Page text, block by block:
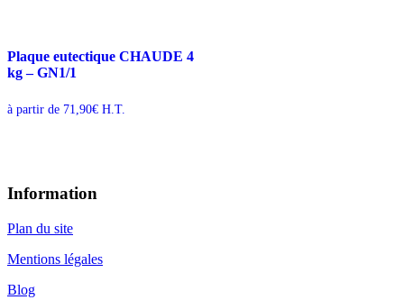
Plaque eutectique CHAUDE 4
kg – GN1/1
à partir de 71,90€ H.T.
Information
Plan du site
Mentions légales
Blog